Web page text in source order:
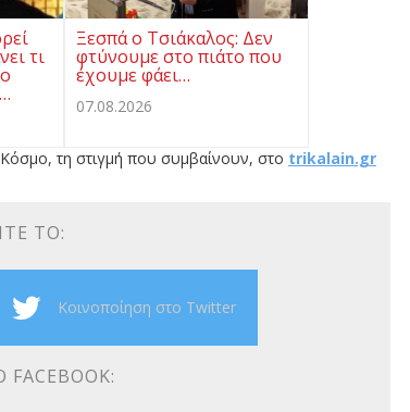
τι
Ξεσπά ο Τσιάκαλος: Δεν
φτύνουμε στο πιάτο που
έχουμε φάει…
07.08.2026
τη στιγμή που συμβαίνουν, στο trikalain.gr
ΤΟ:
Κοινοποίηση στο Twitter